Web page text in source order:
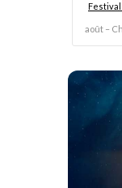
août –